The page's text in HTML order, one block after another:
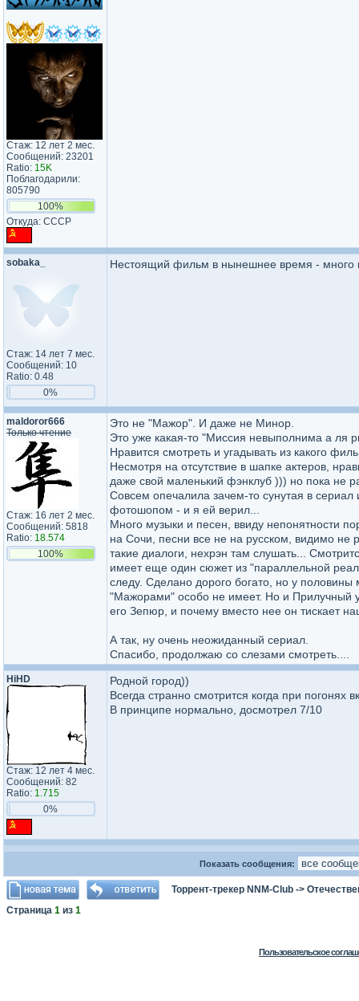
Стаж: 12 лет 2 мес.
Сообщений: 23201
Ratio: 15K
Поблагодарили:
805790
100%
Откуда: CCCP
sobaka_
Стаж: 14 лет 7 мес.
Сообщений: 10
Ratio: 0.48
0%
Нестоящий фильм в нынешнее время - много
maldoror666
Только чтение
Стаж: 16 лет 2 мес.
Сообщений: 5818
Ratio: 18.574
100%
Это не "Мажор". И даже не Минор.
Это уже какая-то "Миссия невыполнима а ля
Нравится смотреть и угадывать из какого
Несмотря на отсутствие в шапке актеров,
даже свой маленький фэнклуб ))) но пока не
Совсем опечалила зачем-то сунутая в
фотошопом - и я ей верил...
Много музыки и песен, ввиду непонятности
на Сочи, песни все не на русском, видимо не
такие диалоги, нехрэн там слушать...
имеет еще один сюжет из "параллельной
следу. Сделано дорого богато, но у
"Мажорами" особо не имеет. Но и Прилучный
его Зепюр, и почему вместо нее он тискает
А так, ну очень неожиданный сериал.
Спасибо, продолжаю со слезами смотреть....
HiHD
Стаж: 12 лет 4 мес.
Сообщений: 82
Ratio: 1.715
0%
Родной город))
Всегда странно смотрится когда при погонях
В принципе нормально, досмотрел 7/10
Показать сообщения:
Торрент-трекер NNM-Club ->
Страница 1 из 1
Пользовательское